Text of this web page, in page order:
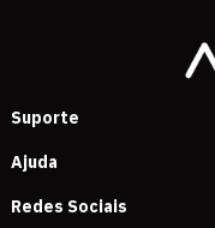
Suporte
Ajuda
Redes Sociais